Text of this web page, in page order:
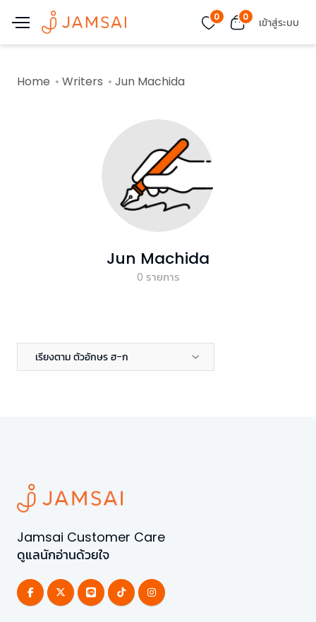
0 0 เข้าสู่ระบบ
Home Writers Jun Machida
Jun Machida
0 รายการ
เรียงตาม ตัวอักษร ฮ-ก
Jamsai Customer Care
ดูแลนักอ่านด้วยใจ